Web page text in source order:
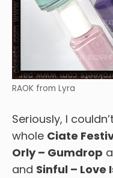
RAOK from Lyra
Seriously, I
whole Ciate
Orly – Gumdrop
and Sinful – Love